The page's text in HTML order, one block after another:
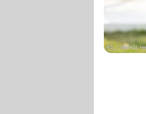
RTL / Markus